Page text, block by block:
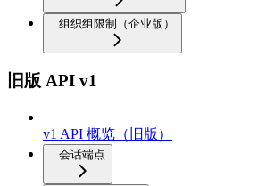
组织组限制（企业版）
旧版 API v1
v1 API 概览（旧版）
会话端点